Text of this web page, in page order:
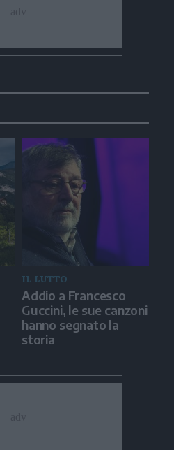
IL LUTTO
Addio a Francesco
Guccini, le sue canzoni
hanno segnato la
storia